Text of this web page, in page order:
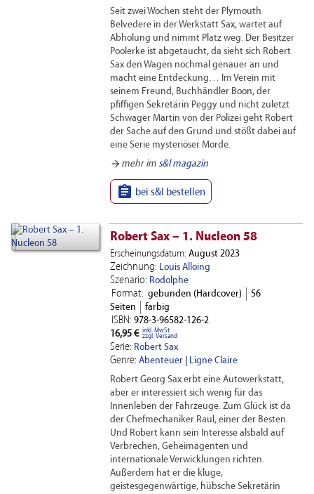
Seit zwei Wochen steht der Plymouth
Belvedere in der Werkstatt Sax, wartet auf
Abholung und nimmt Platz weg. Der Besitzer
Poolerke ist abgetaucht, da sieht sich Robert
Sax den Wagen nochmal genauer an und
macht eine Entdeckung… Im Verein mit
seinem Freund, Buchhändler Boon, der
pfiffigen Sekretärin Peggy und nicht zuletzt
Schwager Martin von der Polizei geht Robert
der Sache auf den Grund und stößt dabei auf
eine Serie mysteriöser Morde.
arrow_forward mehr im s&l magazin
 bei s&l bestellen
Robert Sax – 1. Nucleon 58
Erscheinungsdatum: August 2023
Zeichnung: Louis Alloing
Szenario: Rodolphe
Format: gebunden (Hardcover)
56
Seiten
farbig
ISBN: 978-3-96582-126-2
16,95 € inkl. MwSt.
zzgl. Versand
Serie: Robert Sax
Genre: Abenteuer| Ligne Claire
Robert Georg Sax erbt eine Autowerkstatt,
aber er interessiert sich wenig für das
Innenleben der Fahrzeuge. Zum Glück ist da
der Chefmechaniker Raul, einer der Besten.
Und Robert kann sein Interesse alsbald auf
Verbrechen, Geheimagenten und
internationale Verwicklungen richten.
Außerdem hat er die kluge,
geistesgegenwärtige, hübsche Sekretärin